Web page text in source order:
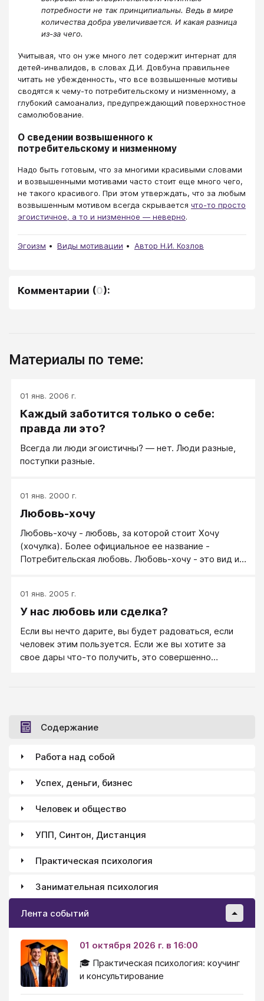
потребности не так принципиальны. Ведь в мире
количества добра увеличивается. И какая разница
из-за чего.
Учитывая, что он уже много лет содержит интернат для
детей-инвалидов, в словах Д.И. Довбуна правильнее
читать не убежденность, что все возвышенные мотивы
сводятся к чему-то потребительскому и низменному, а
глубокий самоанализ, предупреждающий поверхностное
самолюбование.
О сведении возвышенного к
потребительскому и низменному
Надо быть готовым, что за многими красивыми словами
и возвышенными мотивами часто стоит еще много чего,
не такого красивого. При этом утверждать, что за любым
возвышенным мотивом всегда скрывается что-то просто
эгоистичное, а то и низменное — неверно.
Эгоизм Виды мотивации Автор Н.И. Козлов
Комментарии (0):
Материалы по теме:
01 янв. 2006 г.
Каждый заботится только о себе:
правда ли это?
Всегда ли люди эгоистичны? — нет. Люди разные,
поступки разные.
01 янв. 2000 г.
Любовь-хочу
Любовь-хочу - любовь, за которой стоит Хочу
(хочулка). Более официальное ее название -
Потребительская любовь. Любовь-хочу - это вид и
иметь, я хочу от тебя получать, я хочу чтобы ты
меня любил(а)!
01 янв. 2005 г.
У нас любовь или сделка?
Если вы нечто дарите, вы будет радоваться, если
человек этим пользуется. Если же вы хотите за
свое дары что-то получить, это совершенно
Содержание
Работа над собой
Успех, деньги, бизнес
Человек и общество
УПП, Синтон, Дистанция
Практическая психология
Занимательная психология
Лента событий
01 октября 2026 г. в 16:00
🎓 Практическая психология: коучинг
и консультирование